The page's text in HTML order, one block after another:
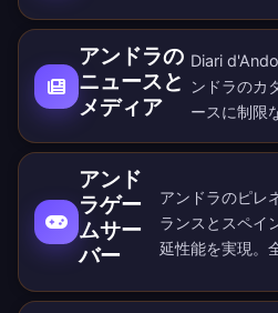
アンドラの
ニュースと
メディア
Diari
ンドラのカ
ースに制限
アンド
ラゲー
ムサー
バー
アンドラのピレ
ランスとスペイ
延性能を実現。